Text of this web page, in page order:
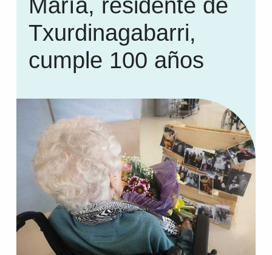
María, residente de
Txurdinagabarri,
cumple 100 años